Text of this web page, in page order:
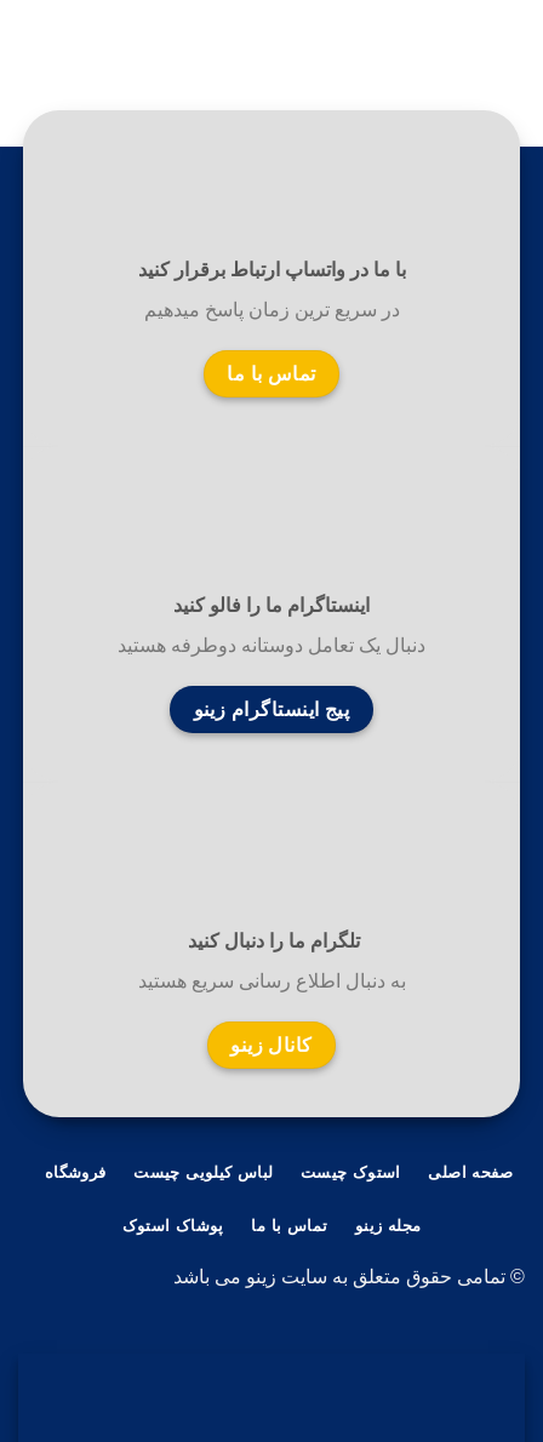
با ما در واتساپ ارتباط برقرار کنید
در سریع ترین زمان پاسخ میدهیم
تماس با ما
اینستاگرام ما را فالو کنید
دنبال یک تعامل دوستانه دوطرفه هستید
پیج اینستاگرام زینو
تلگرام ما را دنبال کنید
به دنبال اطلاع رسانی سریع هستید
کانال زینو
صفحه اصلی استوک چیست لباس کیلویی چیست فروشگاه
مجله زینو تماس با ما پوشاک استوک
© تمامی حقوق متعلق به سایت زینو می باشد